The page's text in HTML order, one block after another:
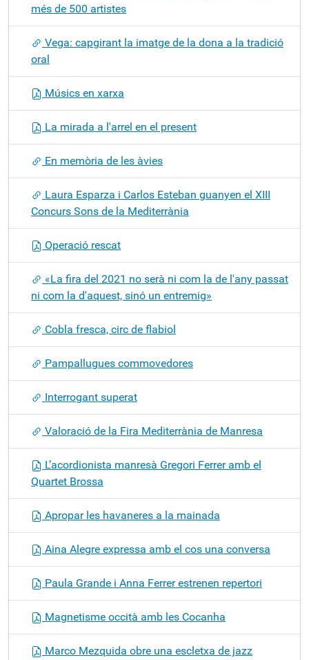
més de 500 artistes
Vega: capgirant la imatge de la dona a la tradició
oral
Músics en xarxa
La mirada a l'arrel en el present
En memòria de les àvies
Laura Esparza i Carlos Esteban guanyen el XIII
Concurs Sons de la Mediterrània
Operació rescat
«La fira del 2021 no serà ni com la de l'any passat
ni com la d'aquest, sinó un entremig»
Cobla fresca, circ de flabiol
Pampallugues commovedores
Interrogant superat
Valoració de la Fira Mediterrània de Manresa
L’acordionista manresà Gregori Ferrer amb el
Quartet Brossa
Apropar les havaneres a la mainada
Aina Alegre expressa amb el cos una conversa
Paula Grande i Anna Ferrer estrenen repertori
Magnetisme occità amb les Cocanha
Marco Mezquida obre una escletxa de jazz